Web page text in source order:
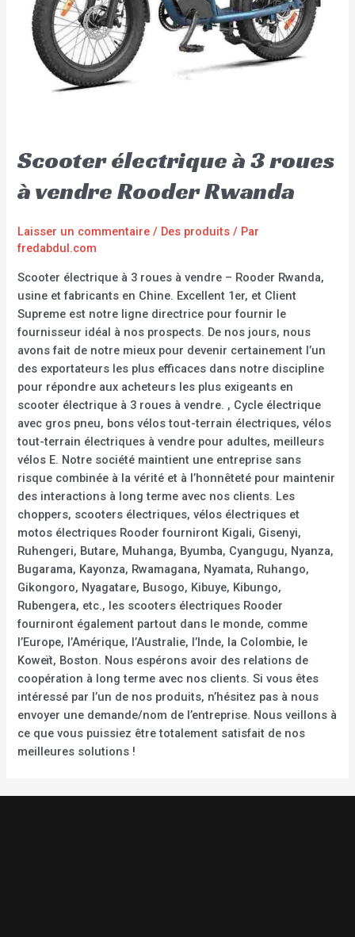
Scooter électrique à 3 roues
à vendre Rooder Rwanda
Laisser un commentaire / Des produits / Par
fredabdul.com
Scooter électrique à 3 roues à vendre – Rooder Rwanda,
usine et fabricants en Chine. Excellent 1er, et Client
Supreme est notre ligne directrice pour fournir le
fournisseur idéal à nos prospects. De nos jours, nous
avons fait de notre mieux pour devenir certainement l’un
des exportateurs les plus efficaces dans notre discipline
pour répondre aux acheteurs les plus exigeants en
scooter électrique à 3 roues à vendre. , Cycle électrique
avec gros pneu, bons vélos tout-terrain électriques, vélos
tout-terrain électriques à vendre pour adultes, meilleurs
vélos E. Notre société maintient une entreprise sans
risque combinée à la vérité et à l’honnêteté pour maintenir
des interactions à long terme avec nos clients. Les
choppers, scooters électriques, vélos électriques et
motos électriques Rooder fourniront Kigali, Gisenyi,
Ruhengeri, Butare, Muhanga, Byumba, Cyangugu, Nyanza,
Bugarama, Kayonza, Rwamagana, Nyamata, Ruhango,
Gikongoro, Nyagatare, Busogo, Kibuye, Kibungo,
Rubengera, etc., les scooters électriques Rooder
fourniront également partout dans le monde, comme
l’Europe, l’Amérique, l’Australie, l’Inde, la Colombie, le
Koweït, Boston. Nous espérons avoir des relations de
coopération à long terme avec nos clients. Si vous êtes
intéressé par l’un de nos produits, n’hésitez pas à nous
envoyer une demande/nom de l’entreprise. Nous veillons à
ce que vous puissiez être totalement satisfait de nos
meilleures solutions !